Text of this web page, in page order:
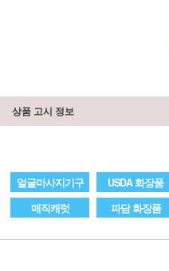
상품 고시 정보
얼굴마사지기구 USDA 화장품
매직캐럿
파담 화장품